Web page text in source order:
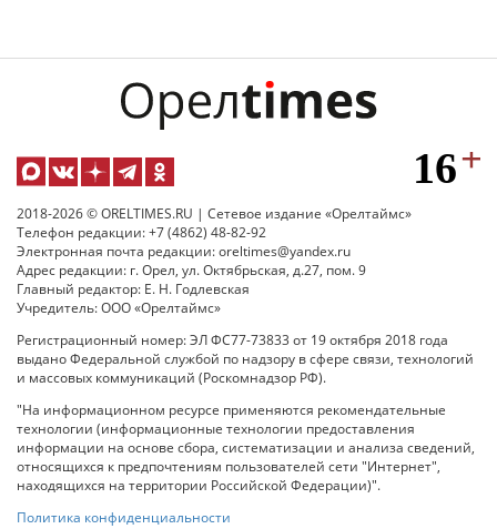
2018-2026 © ORELTIMES.RU | Сетевое издание «Орелтаймс»
Телефон редакции: +7 (4862) 48-82-92
Электронная почта редакции: oreltimes@yandex.ru
Адрес редакции: г. Орел, ул. Октябрьская, д.27, пом. 9
Главный редактор: Е. Н. Годлевская
Учредитель: ООО «Орелтаймс»
Регистрационный номер: ЭЛ ФС77-73833 от 19 октября 2018 года
выдано Федеральной службой по надзору в сфере связи, технологий
и массовых коммуникаций (Роскомнадзор РФ).
"На информационном ресурсе применяются рекомендательные
технологии (информационные технологии предоставления
информации на основе сбора, систематизации и анализа сведений,
относящихся к предпочтениям пользователей сети "Интернет",
находящихся на территории Российской Федерации)".
Политика конфиденциальности